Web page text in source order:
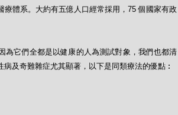
體系。大約有五億人口經常採用，75 個國家有政
為它們全都是以健康的人為測試對象，我們也都清
及奇難雜症尤其顯著，以下是同類療法的優點︰